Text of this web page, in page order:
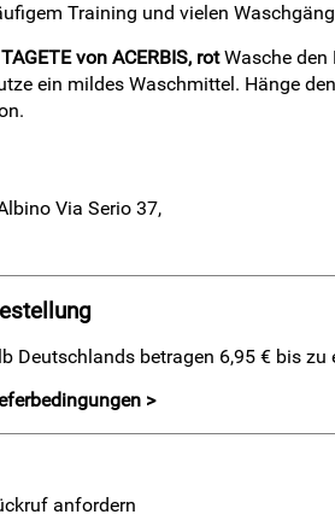
Training und vielen
von ACERBIS, rotWasche den
ein mildes Waschmittel. Hänge
Via Serio 37,
Deutschlands betragen 6,95 € bis zu
>
anfordern